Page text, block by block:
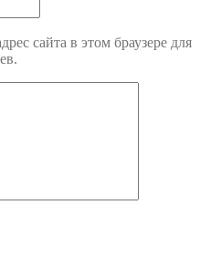
сайта в этом браузере для